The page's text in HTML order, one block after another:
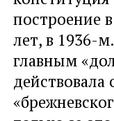
построение
лет, в 1936-
главным